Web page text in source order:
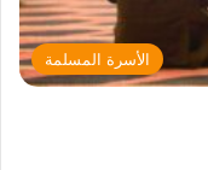
الأسرة المسلمة